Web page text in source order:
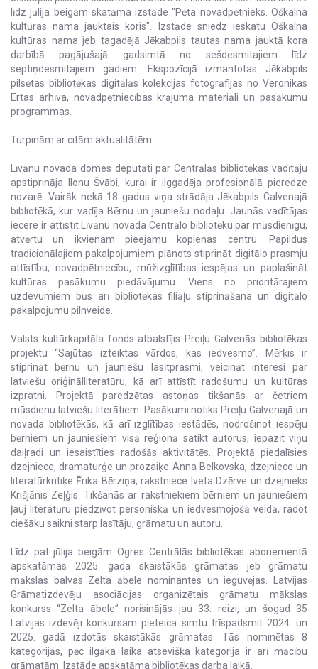
līdz jūlija beigām skatāma izstāde "Pēta novadpētnieks. Oškalna
kultūras nama jauktais koris". Izstāde sniedz ieskatu Oškalna
kultūras nama jeb tagadējā Jēkabpils tautas nama jauktā kora
darbībā pagājušajā gadsimtā no sešdesmitajiem līdz
septiņdesmitajiem gadiem. Ekspozīcijā izmantotas Jēkabpils
pilsētas bibliotēkas digitālās kolekcijas fotogrāfijas no Veronikas
Ertas arhīva, novadpētniecības krājuma materiāli un pasākumu
programmas.
Turpinām ar citām aktualitātēm
Līvānu novada domes deputāti par Centrālās bibliotēkas vadītāju
apstiprināja Ilonu Švābi, kurai ir ilggadēja profesionālā pieredze
nozarē. Vairāk nekā 18 gadus viņa strādāja Jēkabpils Galvenajā
bibliotēkā, kur vadīja Bērnu un jauniešu nodaļu. Jaunās vadītājas
iecere ir attīstīt Līvānu novada Centrālo bibliotēku par mūsdienīgu,
atvērtu un ikvienam pieejamu kopienas centru. Papildus
tradicionālajiem pakalpojumiem plānots stiprināt digitālo prasmju
attīstību, novadpētniecību, mūžizglītības iespējas un paplašināt
kultūras pasākumu piedāvājumu. Viens no prioritārajiem
uzdevumiem būs arī bibliotēkas filiāļu stiprināšana un digitālo
pakalpojumu pilnveide.
Valsts kultūrkapitāla fonds atbalstījis Preiļu Galvenās bibliotēkas
projektu “Sajūtas izteiktas vārdos, kas iedvesmo”. Mērķis ir
stiprināt bērnu un jauniešu lasītprasmi, veicināt interesi par
latviešu oriģinālliteratūru, kā arī attīstīt radošumu un kultūras
izpratni. Projektā paredzētas astoņas tikšanās ar četriem
mūsdienu latviešu literātiem. Pasākumi notiks Preiļu Galvenajā un
novada bibliotēkās, kā arī izglītības iestādēs, nodrošinot iespēju
bērniem un jauniešiem visā reģionā satikt autorus, iepazīt viņu
daiļradi un iesaistīties radošās aktivitātēs. Projektā piedalīsies
dzejniece, dramaturģe un prozaiķe Anna Belkovska, dzejniece un
literatūrkritiķe Ērika Bērziņa, rakstniece Iveta Dzērve un dzejnieks
Krišjānis Zeļģis. Tikšanās ar rakstniekiem bērniem un jauniešiem
ļauj literatūru piedzīvot personiskā un iedvesmojošā veidā, radot
ciešāku saikni starp lasītāju, grāmatu un autoru.
Līdz pat jūlija beigām Ogres Centrālās bibliotēkas abonementā
apskatāmas 2025. gada skaistākās grāmatas jeb grāmatu
mākslas balvas Zelta ābele nominantes un ieguvējas. Latvijas
Grāmatizdevēju asociācijas organizētais grāmatu mākslas
konkurss “Zelta ābele” norisinājās jau 33. reizi, un šogad 35
Latvijas izdevēji konkursam pieteica simtu trīspadsmit 2024. un
2025. gadā izdotās skaistākās grāmatas. Tās nominētas 8
kategorijās, pēc ilgāka laika atsevišķa kategorija ir arī mācību
grāmatām. Izstāde apskatāma bibliotēkas darba laikā.